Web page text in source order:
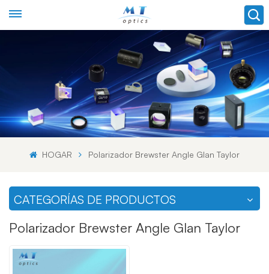
HOGAR Polarizador Brewster Angle Glan Taylor
CATEGORÍAS DE PRODUCTOS
Polarizador Brewster Angle Glan Taylor